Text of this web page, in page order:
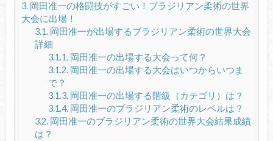
3.岡田准一の格闘技がすごい！ブラジリアン柔術の世界
大会に出場！
3.1.岡田准一が出場するブラジリアン柔術の世界大会
詳細
3.1.1.岡田准一の出場する大会って何？
3.1.2.岡田准一の出場する大会はいつからいつま
で？
3.1.3.岡田准一の出場する階級（カテゴリ）は？
3.1.4.岡田准一のブラジリアン柔術のレベルは？
3.2.岡田准一のブラジリアン柔術の世界大会結果成績
は？